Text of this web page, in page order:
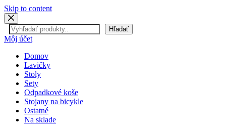
Skip to content
Hľadať Hľadať
Môj účet
Domov
Lavičky
Stoly
Sety
Odpadkové koše
Stojany na bicykle
Ostatné
Na sklade